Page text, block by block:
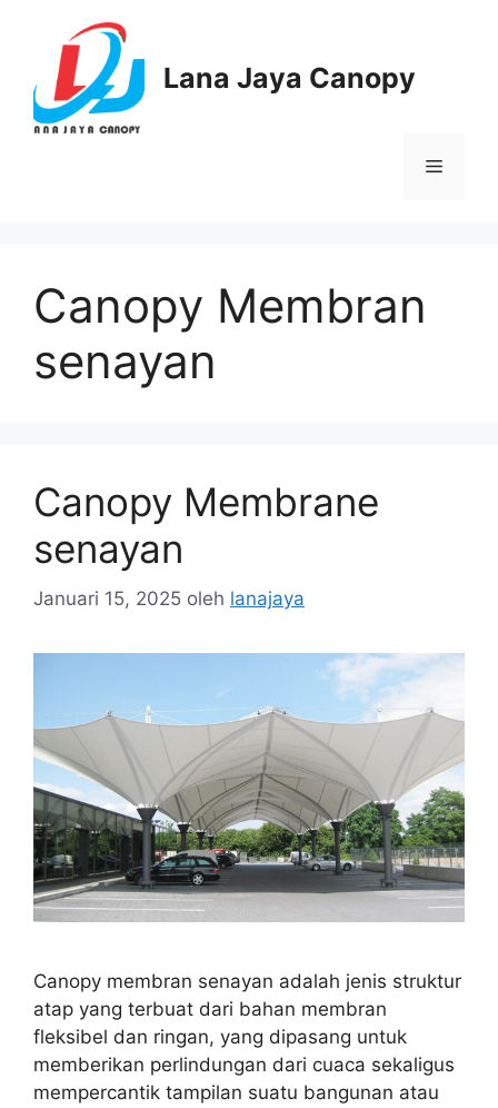
Lana Jaya Canopy
Menu
Canopy Membran
senayan
Canopy Membrane
senayan
Januari 15, 2025 oleh lanajaya
Canopy membran senayan adalah jenis struktur
atap yang terbuat dari bahan membran
fleksibel dan ringan, yang dipasang untuk
memberikan perlindungan dari cuaca sekaligus
mempercantik tampilan suatu bangunan atau